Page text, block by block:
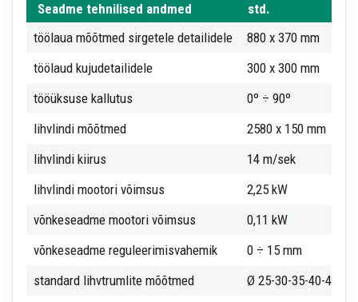
Seadme tehnilised andmed
std.
töölaua mõõtmed sirgetele detailidele
880 x 370 mm
töölaud kujudetailidele
300 x 300 mm
tööüksuse kallutus
0º ÷ 90º
lihvlindi mõõtmed
2580 x 150 mm
lihvlindi kiirus
14 m/sek
lihvlindi mootori võimsus
2,25 kW
võnkeseadme mootori võimsus
0,11 kW
võnkeseadme reguleerimisvahemik
0 ÷ 15 mm
standard lihvtrumlite mõõtmed
Ø 25-30-35-40-45-50